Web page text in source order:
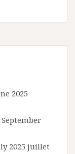
2025
September
2025 juillet